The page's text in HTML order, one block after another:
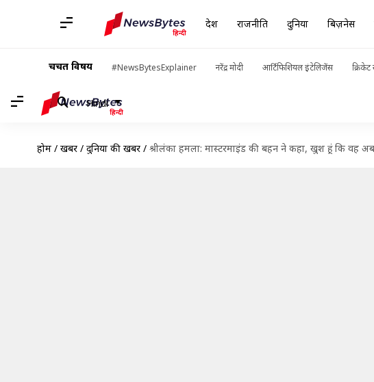
देश राजनीति दुनिया बिज़नेस
चर्चित विषय #NewsBytesExplainer नरेंद्र मोदी आर्टिफिशियल इंटेलिजेंस क्रिकेट
Hindi
होम / खबरें / दुनिया की खबरें / श्रीलंका हमला: मास्टरमाइंड की बहन ने कहा, खुश हूं कि वह